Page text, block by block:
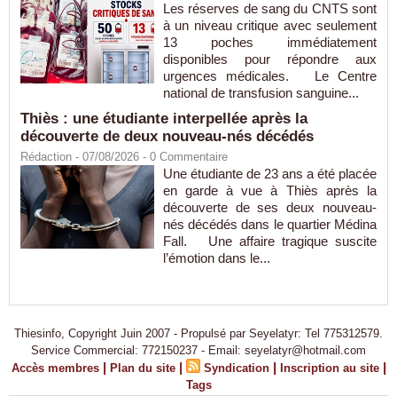
Les réserves de sang du CNTS sont
à un niveau critique avec seulement
13 poches immédiatement
disponibles pour répondre aux
urgences médicales. Le Centre
national de transfusion sanguine...
Thiès : une étudiante interpellée après la
découverte de deux nouveau-nés décédés
Rédaction - 07/08/2026 - 0 Commentaire
Une étudiante de 23 ans a été placée
en garde à vue à Thiès après la
découverte de ses deux nouveau-
nés décédés dans le quartier Médina
Fall. Une affaire tragique suscite
l’émotion dans le...
Thiesinfo, Copyright Juin 2007 - Propulsé par Seyelatyr: Tel 775312579.
Service Commercial: 772150237 - Email: seyelatyr@hotmail.com
Accès membres | Plan du site | Syndication | Inscription au site |
Tags